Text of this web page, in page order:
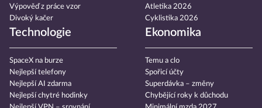
Výpověď z práce vzor
Divoký kačer
Atletika 2026
Cyklistika 2026
Technologie
SpaceX na burze
Nejlepší telefony
Nejlepší AI zdarma
Nejlepší chytré hodinky
Ekonomika
Temu a clo
Spořicí účty
Superdávka – změny
Chybějící roky k důchodu